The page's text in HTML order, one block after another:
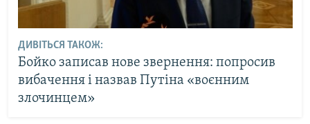
ДИВІТЬСЯ ТАКОЖ:
Бойко записав нове звернення: попросив
вибачення і назвав Путіна «воєнним
злочинцем»